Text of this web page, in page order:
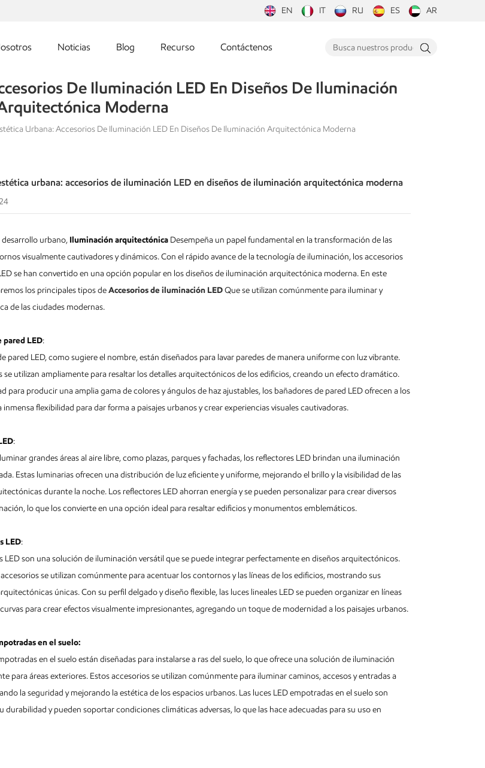
EN IT RU ES AR
Noticias Blog Recurso Contáctenos
De Iluminación LED En Diseños De Iluminación
Moderna
Urbana: Accesorios De Iluminación LED En Diseños De Iluminación Arquitectónica Moderna
urbana: accesorios de iluminación LED en diseños de iluminación arquitectónica moderna
desarrollo urbano, Iluminación arquitectónica Desempeña un papel fundamental en la transformación de las
visualmente cautivadores y dinámicos. Con el rápido avance de la tecnología de iluminación, los accesorios
se han convertido en una opción popular en los diseños de iluminación arquitectónica moderna. En este
los principales tipos deAccesorios de iluminación LEDQue se utilizan comúnmente para iluminar y
de las ciudades modernas.
pared LED:
pared LED, como sugiere el nombre, están diseñados para lavar paredes de manera uniforme con luz vibrante.
se utilizan ampliamente para resaltar los detalles arquitectónicos de los edificios, creando un efecto dramático.
para producir una amplia gama de colores y ángulos de haz ajustables, los bañadores de pared LED ofrecen a los
inmensa flexibilidad para dar forma a paisajes urbanos y crear experiencias visuales cautivadoras.
:
grandes áreas al aire libre, como plazas, parques y fachadas, los reflectores LED brindan una iluminación
Estas luminarias ofrecen una distribución de luz eficiente y uniforme, mejorando el brillo y la visibilidad de las
durante la noche. Los reflectores LED ahorran energía y se pueden personalizar para crear diversos
lo que los convierte en una opción ideal para resaltar edificios y monumentos emblemáticos.
LED:
LED son una solución de iluminación versátil que se puede integrar perfectamente en diseños arquitectónicos.
se utilizan comúnmente para acentuar los contornos y las líneas de los edificios, mostrando sus
únicas. Con su perfil delgado y diseño flexible, las luces lineales LED se pueden organizar en líneas
para crear efectos visualmente impresionantes, agregando un toque de modernidad a los paisajes urbanos.
en el suelo:
en el suelo están diseñadas para instalarse a ras del suelo, lo que ofrece una solución de iluminación
para áreas exteriores. Estos accesorios se utilizan comúnmente para iluminar caminos, accesos y entradas a
la seguridad y mejorando la estética de los espacios urbanos. Las luces LED empotradas en el suelo son
durabilidad y pueden soportar condiciones climáticas adversas, lo que las hace adecuadas para su uso en